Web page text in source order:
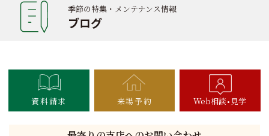
季節の特集・メンテナンス情報
ブログ
資料請求 来場予約 Web相談 見学